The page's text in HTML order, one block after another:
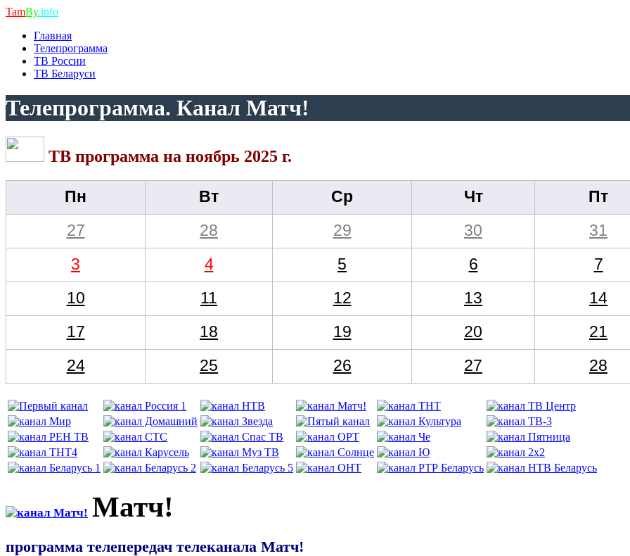
TamBy.info
Главная
Телепрограмма
ТВ России
ТВ Беларуси
Телепрограмма. Канал Матч!
ТВ программа на ноябрь 2025 г.
Пн Вт Ср Чт Пт
27
28 29 30 31
3
4 5 6 7
10
11 12 13 14
17
18 19 20 21
24
25 26 27 28
Матч!
программа телепередач телеканала Матч!